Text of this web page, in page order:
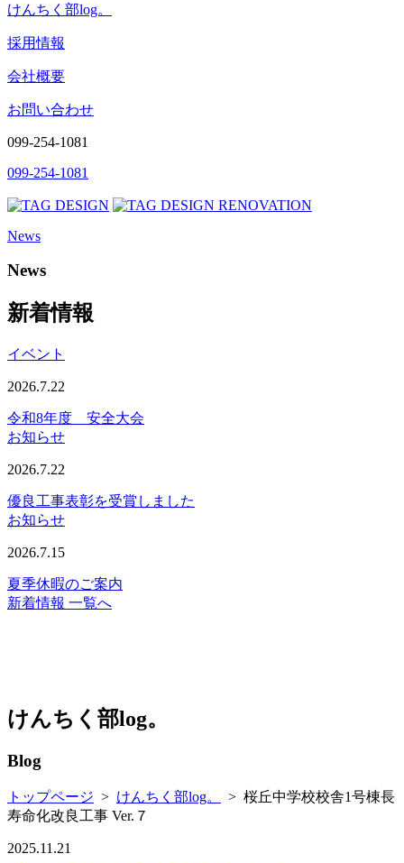
けんちく部log。
採用情報
会社概要
お問い合わせ
099-254-1081
099-254-1081
News
News
新着情報
イベント
2026.7.22
令和8年度 安全大会
お知らせ
2026.7.22
優良工事表彰を受賞しました
お知らせ
2026.7.15
夏季休暇のご案内
新着情報 一覧へ
けんちく部log。
Blog
トップページ > けんちく部log。 > 桜丘中学校校舎1号棟長
寿命化改良工事 Ver.７
2025.11.21